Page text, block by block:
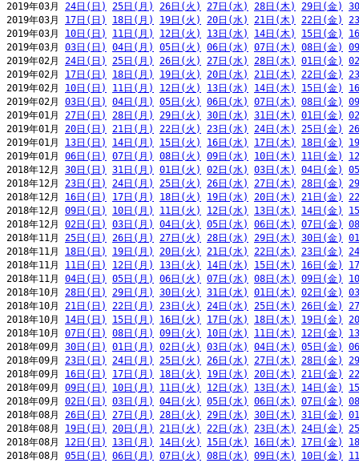
2019年03月 24日(日) 25日(月) 26日(火) 27日(水) 28日(木) 29日(金)
2019年03月 17日(日) 18日(月) 19日(火) 20日(水) 21日(木) 22日(金)
2019年03月 10日(日) 11日(月) 12日(火) 13日(水) 14日(木) 15日(金)
2019年03月 03日(日) 04日(月) 05日(火) 06日(水) 07日(木) 08日(金)
2019年02月 24日(日) 25日(月) 26日(火) 27日(水) 28日(木) 01日(金)
2019年02月 17日(日) 18日(月) 19日(火) 20日(水) 21日(木) 22日(金)
2019年02月 10日(日) 11日(月) 12日(火) 13日(水) 14日(木) 15日(金)
2019年02月 03日(日) 04日(月) 05日(火) 06日(水) 07日(木) 08日(金)
2019年01月 27日(日) 28日(月) 29日(火) 30日(水) 31日(木) 01日(金)
2019年01月 20日(日) 21日(月) 22日(火) 23日(水) 24日(木) 25日(金)
2019年01月 13日(日) 14日(月) 15日(火) 16日(水) 17日(木) 18日(金)
2019年01月 06日(日) 07日(月) 08日(火) 09日(水) 10日(木) 11日(金)
2018年12月 30日(日) 31日(月) 01日(火) 02日(水) 03日(木) 04日(金)
2018年12月 23日(日) 24日(月) 25日(火) 26日(水) 27日(木) 28日(金)
2018年12月 16日(日) 17日(月) 18日(火) 19日(水) 20日(木) 21日(金)
2018年12月 09日(日) 10日(月) 11日(火) 12日(水) 13日(木) 14日(金)
2018年12月 02日(日) 03日(月) 04日(火) 05日(水) 06日(木) 07日(金)
2018年11月 25日(日) 26日(月) 27日(火) 28日(水) 29日(木) 30日(金)
2018年11月 18日(日) 19日(月) 20日(火) 21日(水) 22日(木) 23日(金)
2018年11月 11日(日) 12日(月) 13日(火) 14日(水) 15日(木) 16日(金)
2018年11月 04日(日) 05日(月) 06日(火) 07日(水) 08日(木) 09日(金)
2018年10月 28日(日) 29日(月) 30日(火) 31日(水) 01日(木) 02日(金)
2018年10月 21日(日) 22日(月) 23日(火) 24日(水) 25日(木) 26日(金)
2018年10月 14日(日) 15日(月) 16日(火) 17日(水) 18日(木) 19日(金)
2018年10月 07日(日) 08日(月) 09日(火) 10日(水) 11日(木) 12日(金)
2018年09月 30日(日) 01日(月) 02日(火) 03日(水) 04日(木) 05日(金)
2018年09月 23日(日) 24日(月) 25日(火) 26日(水) 27日(木) 28日(金)
2018年09月 16日(日) 17日(月) 18日(火) 19日(水) 20日(木) 21日(金)
2018年09月 09日(日) 10日(月) 11日(火) 12日(水) 13日(木) 14日(金)
2018年09月 02日(日) 03日(月) 04日(火) 05日(水) 06日(木) 07日(金)
2018年08月 26日(日) 27日(月) 28日(火) 29日(水) 30日(木) 31日(金)
2018年08月 19日(日) 20日(月) 21日(火) 22日(水) 23日(木) 24日(金)
2018年08月 12日(日) 13日(月) 14日(火) 15日(水) 16日(木) 17日(金)
2018年08月 05日(日) 06日(月) 07日(火) 08日(水) 09日(木) 10日(金)